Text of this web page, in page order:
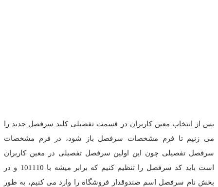
پس از انتخاب معین کاربران در قسمت تفصیلی کلید سرفصل جدید را
می زنیم تا فرم مشخصات سرفصل باز شود، در فرم مشخصات
سرفصل تفصیلی چون این اولین سرفصل تفصیلی در معین کاربران
است باید کد سرفصل را تنظیم کنیم که برابر میشه با 101110 و در
بخش نام سرفصل اسم صندوقدار فروشگاه را وارد می کنیم، به طور